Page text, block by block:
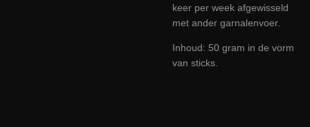
keer per week afgewisseld
met ander garnalenvoer.
Inhoud: 50 gram in de vorm
van sticks.